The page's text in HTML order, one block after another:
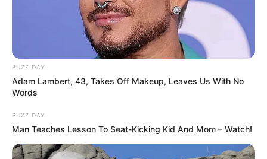
BUZZ DAY
Adam Lambert, 43, Takes Off Makeup, Leaves Us With No
Words
BUZZ DAY
Man Teaches Lesson To Seat-Kicking Kid And Mom – Watch!